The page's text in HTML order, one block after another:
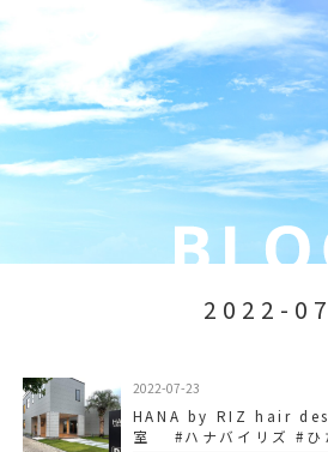
2022-07
2022-07-23
HANA by RIZ hair
室 #ハナバイリズ #ひ